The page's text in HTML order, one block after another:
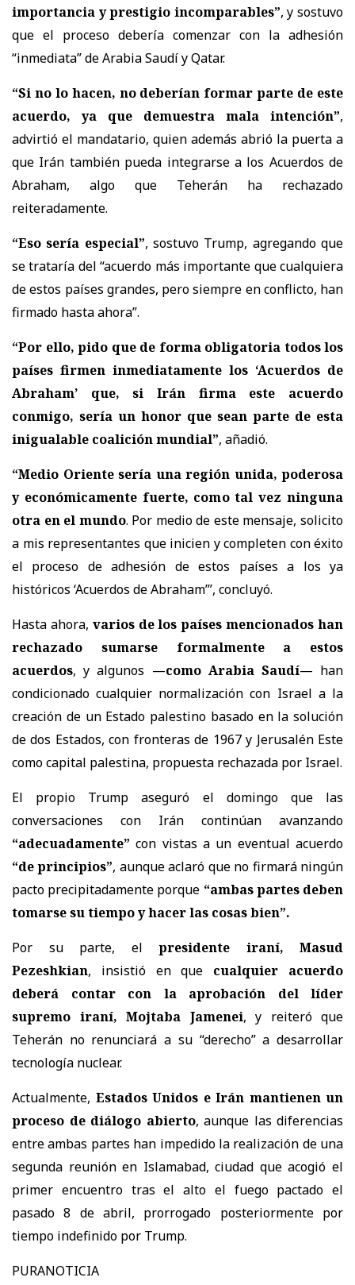
importancia y prestigio incomparables”, y sostuvo
que el proceso debería comenzar con la adhesión
“inmediata” de Arabia Saudí y Qatar.
“Si no lo hacen, no deberían formar parte de este
acuerdo, ya que demuestra mala intención”,
advirtió el mandatario, quien además abrió la puerta a
que Irán también pueda integrarse a los Acuerdos de
Abraham, algo que Teherán ha rechazado
reiteradamente.
“Eso sería especial”, sostuvo Trump, agregando que
se trataría del “acuerdo más importante que cualquiera
de estos países grandes, pero siempre en conflicto, han
firmado hasta ahora”.
“Por ello, pido que de forma obligatoria todos los
países firmen inmediatamente los ‘Acuerdos de
Abraham’ que, si Irán firma este acuerdo
conmigo, sería un honor que sean parte de esta
inigualable coalición mundial”, añadió.
“Medio Oriente sería una región unida, poderosa
y económicamente fuerte, como tal vez ninguna
otra en el mundo. Por medio de este mensaje, solicito
a mis representantes que inicien y completen con éxito
el proceso de adhesión de estos países a los ya
históricos ‘Acuerdos de Abraham’”, concluyó.
Hasta ahora, varios de los países mencionados han
rechazado sumarse formalmente a estos
acuerdos, y algunos —como Arabia Saudí— han
condicionado cualquier normalización con Israel a la
creación de un Estado palestino basado en la solución
de dos Estados, con fronteras de 1967 y Jerusalén Este
como capital palestina, propuesta rechazada por Israel.
El propio Trump aseguró el domingo que las
conversaciones con Irán continúan avanzando
“adecuadamente” con vistas a un eventual acuerdo
“de principios”, aunque aclaró que no firmará ningún
pacto precipitadamente porque “ambas partes deben
tomarse su tiempo y hacer las cosas bien”.
Por su parte, el presidente iraní, Masud
Pezeshkian, insistió en que cualquier acuerdo
deberá contar con la aprobación del líder
supremo iraní, Mojtaba Jamenei, y reiteró que
Teherán no renunciará a su “derecho” a desarrollar
tecnología nuclear.
Actualmente, Estados Unidos e Irán mantienen un
proceso de diálogo abierto, aunque las diferencias
entre ambas partes han impedido la realización de una
segunda reunión en Islamabad, ciudad que acogió el
primer encuentro tras el alto el fuego pactado el
pasado 8 de abril, prorrogado posteriormente por
tiempo indefinido por Trump.
PURANOTICIA